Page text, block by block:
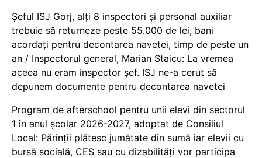
Șeful ISJ Gorj, alți 8 inspectori și personal auxiliar
trebuie să returneze peste 55.000 de lei, bani
acordați pentru decontarea navetei, timp de peste un
an / Inspectorul general, Marian Staicu: La vremea
aceea nu eram inspector șef. ISJ ne-a cerut să
depunem documente pentru decontarea navetei
Program de afterschool pentru unii elevi din sectorul
1 în anul școlar 2026-2027, adoptat de Consiliul
Local: Părinții plătesc jumătate din sumă iar elevii cu
bursă socială, CES sau cu dizabilităţi vor participa